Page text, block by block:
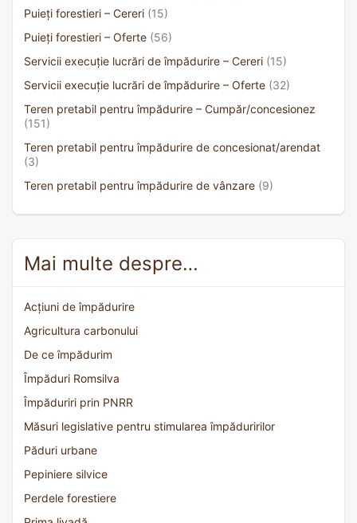
Puieți forestieri – Cereri (15)
Puieți forestieri – Oferte (56)
Servicii execuție lucrări de împădurire – Cereri (15)
Servicii execuție lucrări de împădurire – Oferte (32)
Teren pretabil pentru împădurire – Cumpăr/concesionez
(151)
Teren pretabil pentru împădurire de concesionat/arendat
(3)
Teren pretabil pentru împădurire de vânzare (9)
Mai multe despre…
Acțiuni de împădurire
Agricultura carbonului
De ce împădurim
Împăduri Romsilva
Împăduriri prin PNRR
Măsuri legislative pentru stimularea împăduririlor
Păduri urbane
Pepiniere silvice
Perdele forestiere